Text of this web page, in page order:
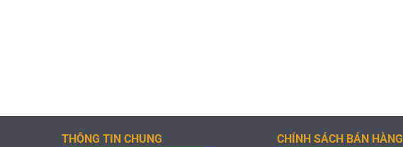
THÔNG TIN CHUNG CHÍNH SÁCH BÁN HÀNG